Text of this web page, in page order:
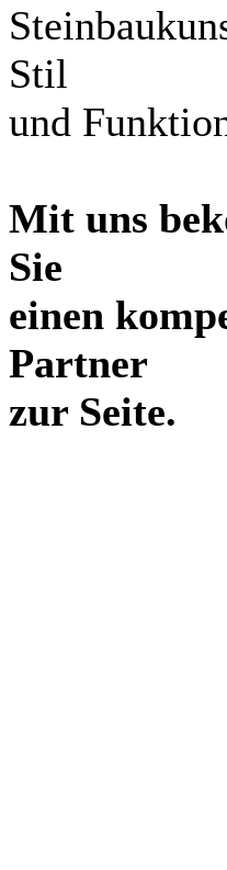
Stil
und
Mit uns
Sie
einen
Partner
zur Seite.